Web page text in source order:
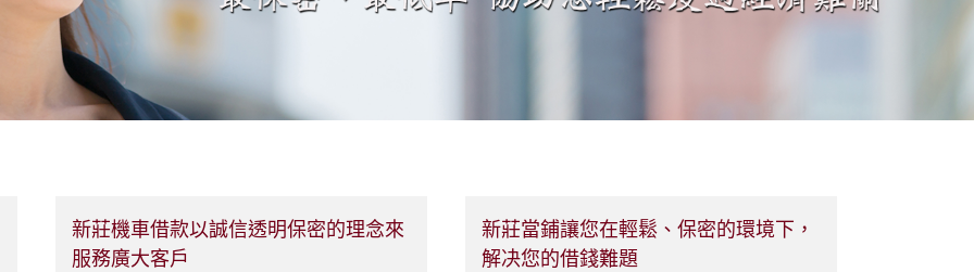
新莊機車借款以誠信透明保密的理念來
服務廣大客戶
新莊當鋪讓您在輕鬆、保密的環境下，
解决您的借錢難題